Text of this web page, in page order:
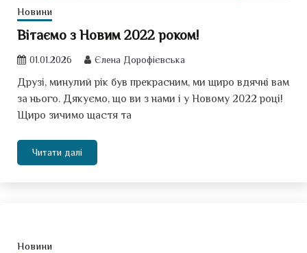
Новини
Вітаємо з Новим 2022 роком!
01.01.2026 Єлена Дорофієвська
Друзі, минулий рік був прекрасним, ми щиро вдячні вам
за нього. Дякуємо, що ви з нами і у Новому 2022 році!
Щиро зичимо щастя та
Читати далі
Новини